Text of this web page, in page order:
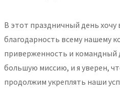
В этот праздничный день
благодарность всему нашему
приверженность и командный
большую миссию, и я уверен,
продолжим укреплять наши